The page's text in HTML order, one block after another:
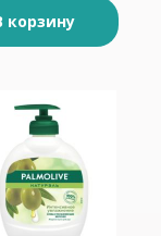
корзину